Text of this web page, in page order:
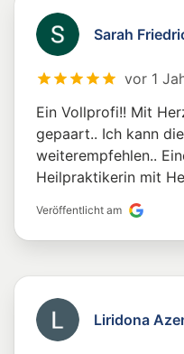
Sarah
vor 1
Ein Vollprofi!! Mit
gepaart.. Ich kann
weiterempfehlen..
Heilpraktikerin mit
Veröffentlicht am
Liridona